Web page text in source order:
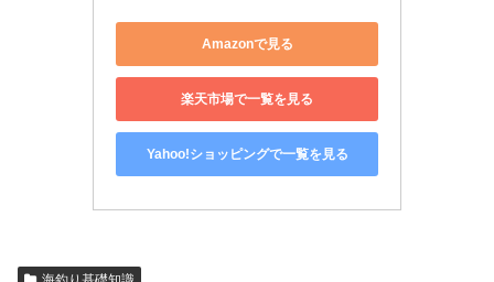
Amazonで見る
楽天市場で一覧を見る
Yahoo!ショッピングで一覧を見る